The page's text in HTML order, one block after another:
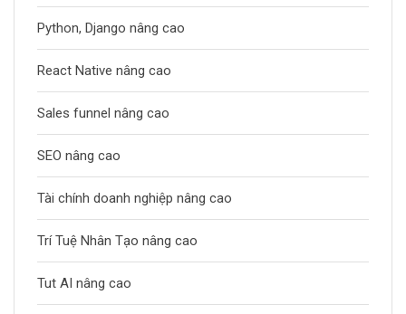
Python, Django nâng cao
React Native nâng cao
Sales funnel nâng cao
SEO nâng cao
Tài chính doanh nghiệp nâng cao
Trí Tuệ Nhân Tạo nâng cao
Tut AI nâng cao